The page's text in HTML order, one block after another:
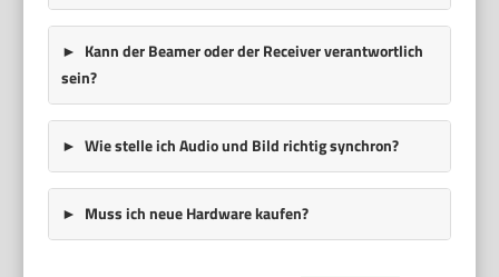
Kann der Beamer oder der Receiver verantwortlich
sein?
Wie stelle ich Audio und Bild richtig synchron?
Muss ich neue Hardware kaufen?